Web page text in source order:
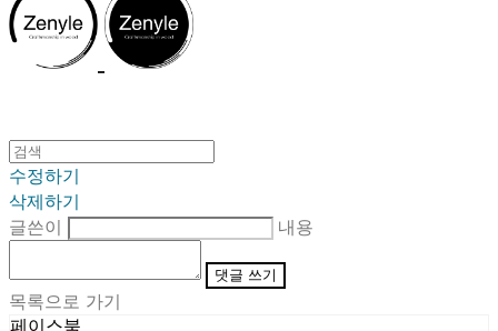
수정하기
삭제하기
글쓴이
내용
댓글 쓰기
목록으로 가기
페이스북